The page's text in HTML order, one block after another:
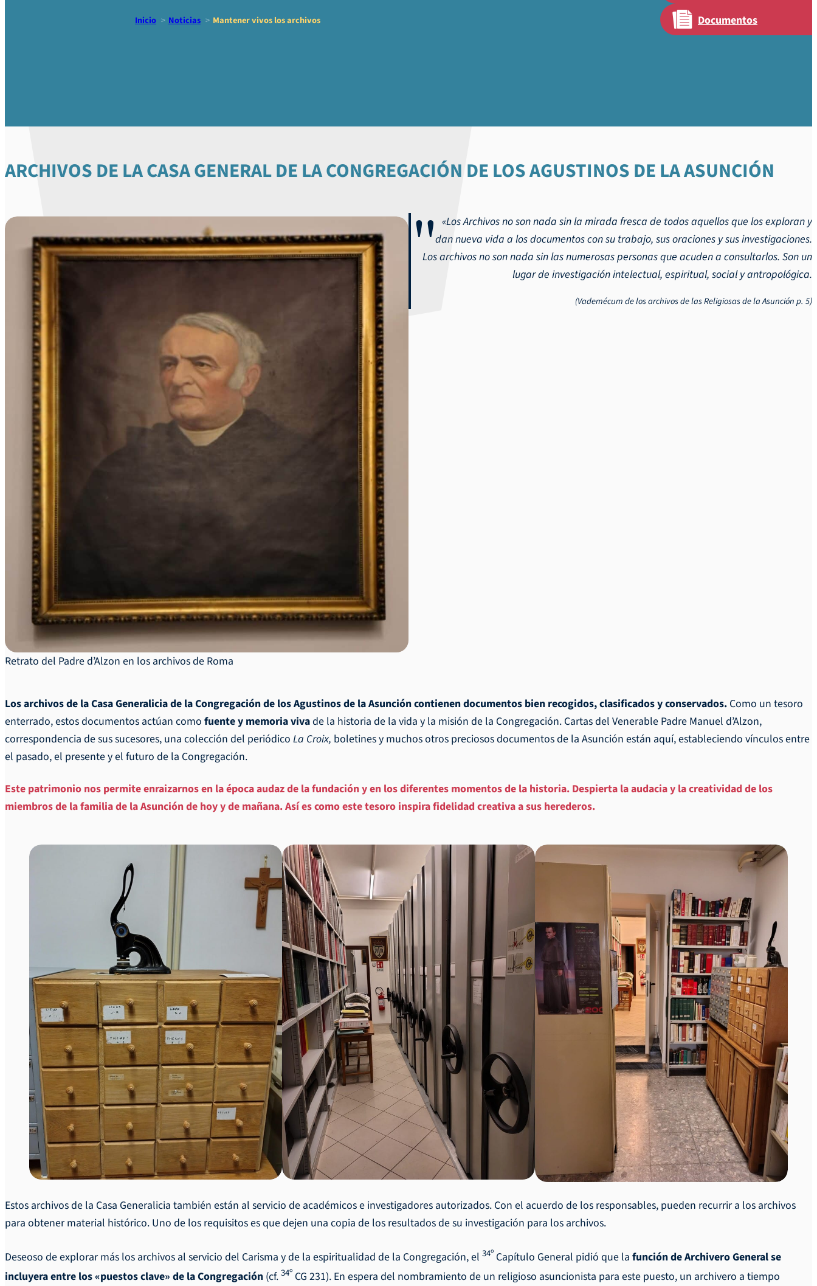
Documentos
Inicio Noticias Mantener vivos los archivos
ARCHIVOS DE LA CASA GENERAL DE LA CONGREGACIÓN DE LOS AGUSTINOS DE LA ASUNCIÓN
Retrato del Padre d’Alzon en los archivos de Roma
«Los Archivos no son nada sin la mirada fresca de todos aquellos que los exploran y
dan nueva vida a los documentos con su trabajo, sus oraciones y sus investigaciones.
Los archivos no son nada sin las numerosas personas que acuden a consultarlos. Son un
lugar de investigación intelectual, espiritual, social y antropológica.
(Vademécum de los archivos de las Religiosas de la Asunción p. 5)
Los archivos de la Casa Generalicia de la Congregación de los Agustinos de la Asunción contienen documentos bien recogidos, clasificados y conservados. Como un tesoro
enterrado, estos documentos actúan como fuente y memoria vivade la historia de la vida y la misión de la Congregación. Cartas del Venerable Padre Manuel d’Alzon,
correspondencia de sus sucesores, una colección del periódico La Croix, boletines y muchos otros preciosos documentos de la Asunción están aquí, estableciendo vínculos entre
el pasado, el presente y el futuro de la Congregación.
Este patrimonio nos permite enraizarnos en la época audaz de la fundación y en los diferentes momentos de la historia. Despierta la audacia y la creatividad de los
miembros de la familia de la Asunción de hoy y de mañana. Así es como este tesoro inspira fidelidad creativa a sus herederos.
Estos archivos de la Casa Generalicia también están al servicio de académicos e investigadores autorizados. Con el acuerdo de los responsables, pueden recurrir a los archivos
para obtener material histórico. Uno de los requisitos es que dejen una copia de los resultados de su investigación para los archivos.
Deseoso de explorar más los archivos al servicio del Carisma y de la espiritualidad de la Congregación, el 34º Capítulo General pidió que la función de Archivero General se
incluyera entre los «puestos clave» de la Congregación (cf.34º CG 231). En espera del nombramiento de un religioso asuncionista para este puesto, un archivero a tiempo